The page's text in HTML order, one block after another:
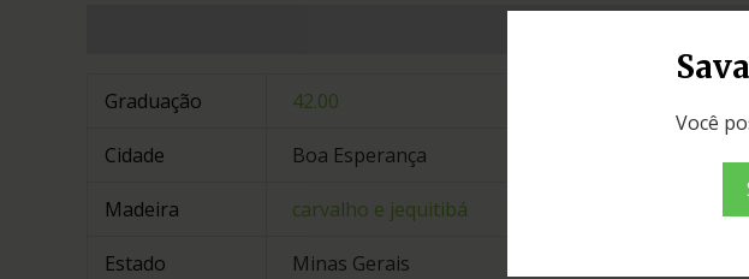
Você
Graduação 42.00
Cidade Boa Esperança
Madeira carvalho e jequitibá
Estado Minas Gerais